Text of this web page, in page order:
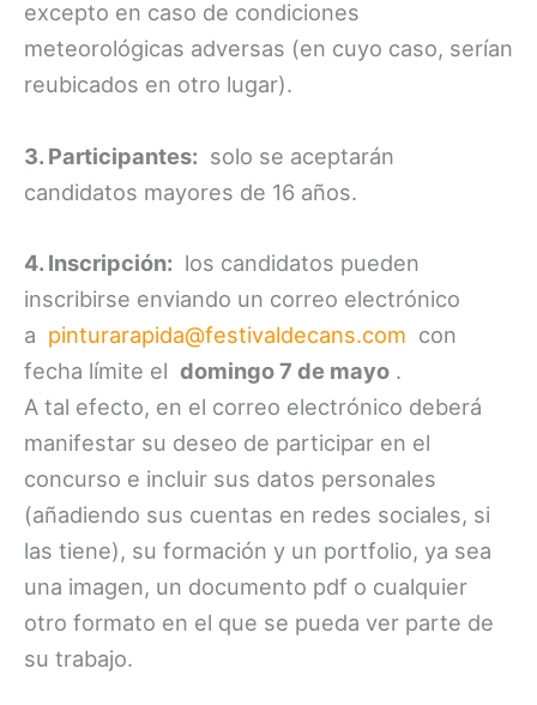
excepto en caso de condiciones
meteorológicas adversas (en cuyo caso, serían
reubicados en otro lugar).
3. Participantes: solo se aceptarán
candidatos mayores de 16 años.
4. Inscripción: los candidatos pueden
inscribirse enviando un correo electrónico
a pinturarapida@festivaldecans.com con
fecha límite el domingo 7 de mayo .
A tal efecto, en el correo electrónico deberá
manifestar su deseo de participar en el
concurso e incluir sus datos personales
(añadiendo sus cuentas en redes sociales, si
las tiene), su formación y un portfolio, ya sea
una imagen, un documento pdf o cualquier
otro formato en el que se pueda ver parte de
su trabajo.